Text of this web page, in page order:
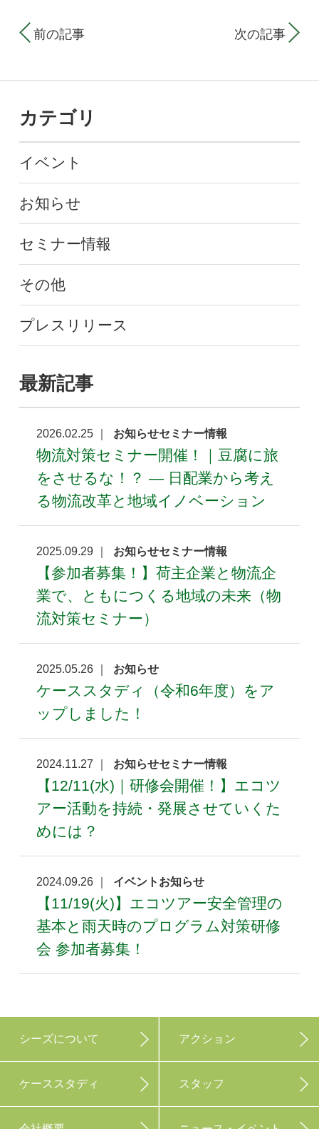
前の記事 次の記事
カテゴリ
イベント
お知らせ
セミナー情報
その他
プレスリリース
最新記事
2026.02.25 ｜ お知らせセミナー情報
物流対策セミナー開催！｜豆腐に旅
をさせるな！？ ― 日配業から考え
る物流改革と地域イノベーション
2025.09.29 ｜ お知らせセミナー情報
【参加者募集！】荷主企業と物流企
業で、ともにつくる地域の未来（物
流対策セミナー）
2025.05.26 ｜ お知らせ
ケーススタディ（令和6年度）をア
ップしました！
2024.11.27 ｜ お知らせセミナー情報
【12/11(水)｜研修会開催！】エコツ
アー活動を持続・発展させていくた
めには？
2024.09.26 ｜ イベントお知らせ
【11/19(火)】エコツアー安全管理の
基本と雨天時のプログラム対策研修
会 参加者募集！
シーズについて アクション
ケーススタディ スタッフ